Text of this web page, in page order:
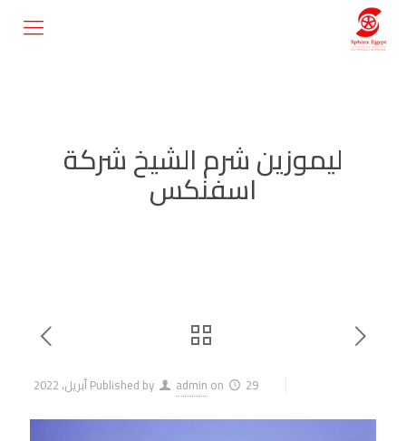
ليموزين شرم الشيخ شركة
اسفنكس
Published by admin on 29 أبريل، 2022